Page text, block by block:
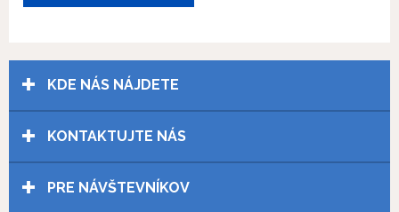
KDE NÁS NÁJDETE
KONTAKTUJTE NÁS
PRE NÁVŠTEVNÍKOV